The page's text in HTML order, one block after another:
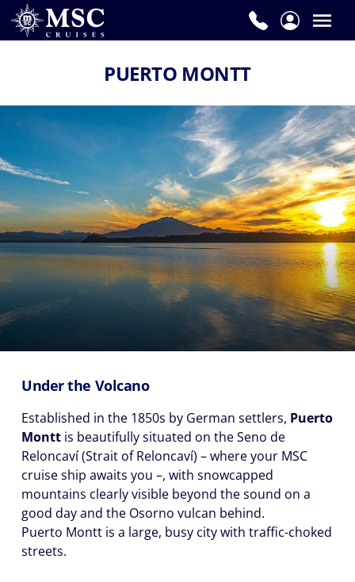
PUERTO MONTT
Under the Volcano
Established in the 1850s by German settlers, Puerto
Montt is beautifully situated on the Seno de
Reloncaví (Strait of Reloncaví) – where your MSC
cruise ship awaits you –, with snowcapped
mountains clearly visible beyond the sound on a
good day and the Osorno vulcan behind.
Puerto Montt is a large, busy city with traffic-choked
streets.